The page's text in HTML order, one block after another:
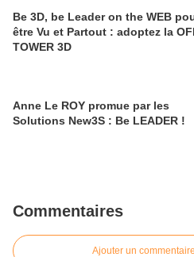
Be 3D, be Leader on the WEB
être Vu et Partout : adoptez la
TOWER 3D
Anne Le ROY promue par les
Solutions New3S : Be LEADER !
Commentaires
Ajouter un commentaire